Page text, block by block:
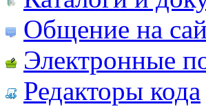
Общение на
Электронные
Редакторы кода